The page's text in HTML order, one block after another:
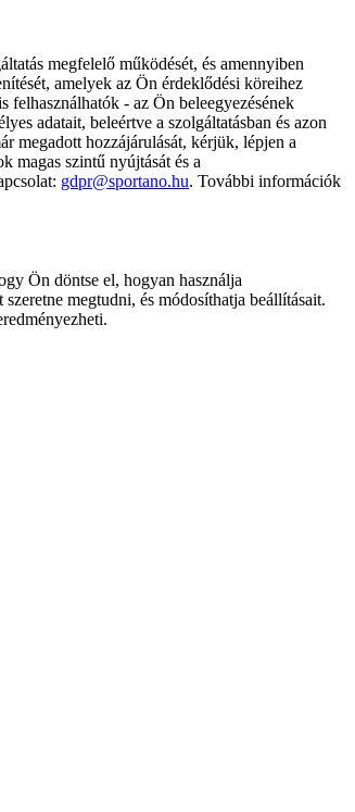
megfelelő működését, és amennyiben
amelyek az Ön érdeklődési köreihez
felhasználhatók - az Ön beleegyezésének
adatait, beleértve a szolgáltatásban és azon
megadott hozzájárulását, kérjük, lépjen a
magas szintű nyújtását és a
gdpr@sportano.hu. További információk
Ön döntse el, hogyan használja
megtudni, és módosíthatja beállításait.